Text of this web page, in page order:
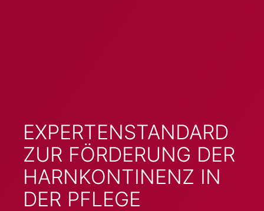
EXPERTENSTANDARD
ZUR FÖRDERUNG DER
HARNKONTINENZ IN
DER PFLEGE